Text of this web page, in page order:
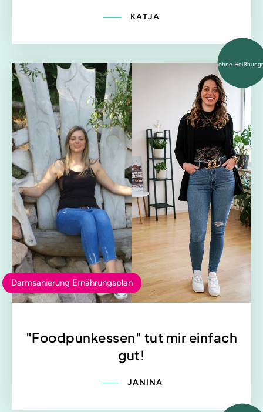
KATJA
ohne
Darmsanierung Ernährungsplan
"Foodpunkessen" tut mir einfach
gut!
JANINA